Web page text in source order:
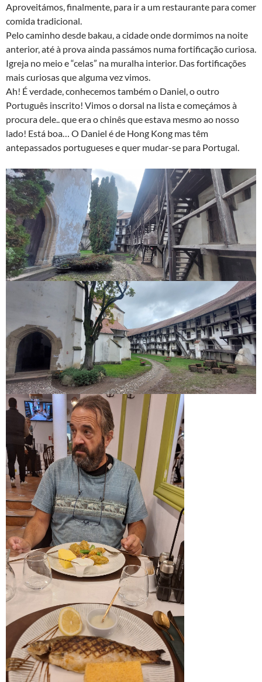
Aproveitámos, finalmente, para ir a um restaurante para comer
comida tradicional.
Pelo caminho desde bakau, a cidade onde dormimos na noite
anterior, até à prova ainda passámos numa fortificação curiosa.
Igreja no meio e “celas” na muralha interior. Das fortificações
mais curiosas que alguma vez vimos.
Ah! É verdade, conhecemos também o Daniel, o outro
Português inscrito! Vimos o dorsal na lista e começámos à
procura dele.. que era o chinês que estava mesmo ao nosso
lado! Está boa… O Daniel é de Hong Kong mas têm
antepassados portugueses e quer mudar-se para Portugal.